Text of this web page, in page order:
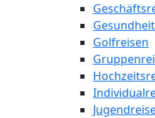
Golfreisen